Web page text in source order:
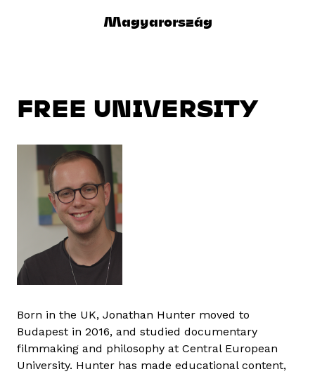
Magyarország
FREE UNIVERSITY
Born in the UK, Jonathan Hunter moved to
Budapest in 2016, and studied documentary
filmmaking and philosophy at Central European
University. Hunter has made educational content,